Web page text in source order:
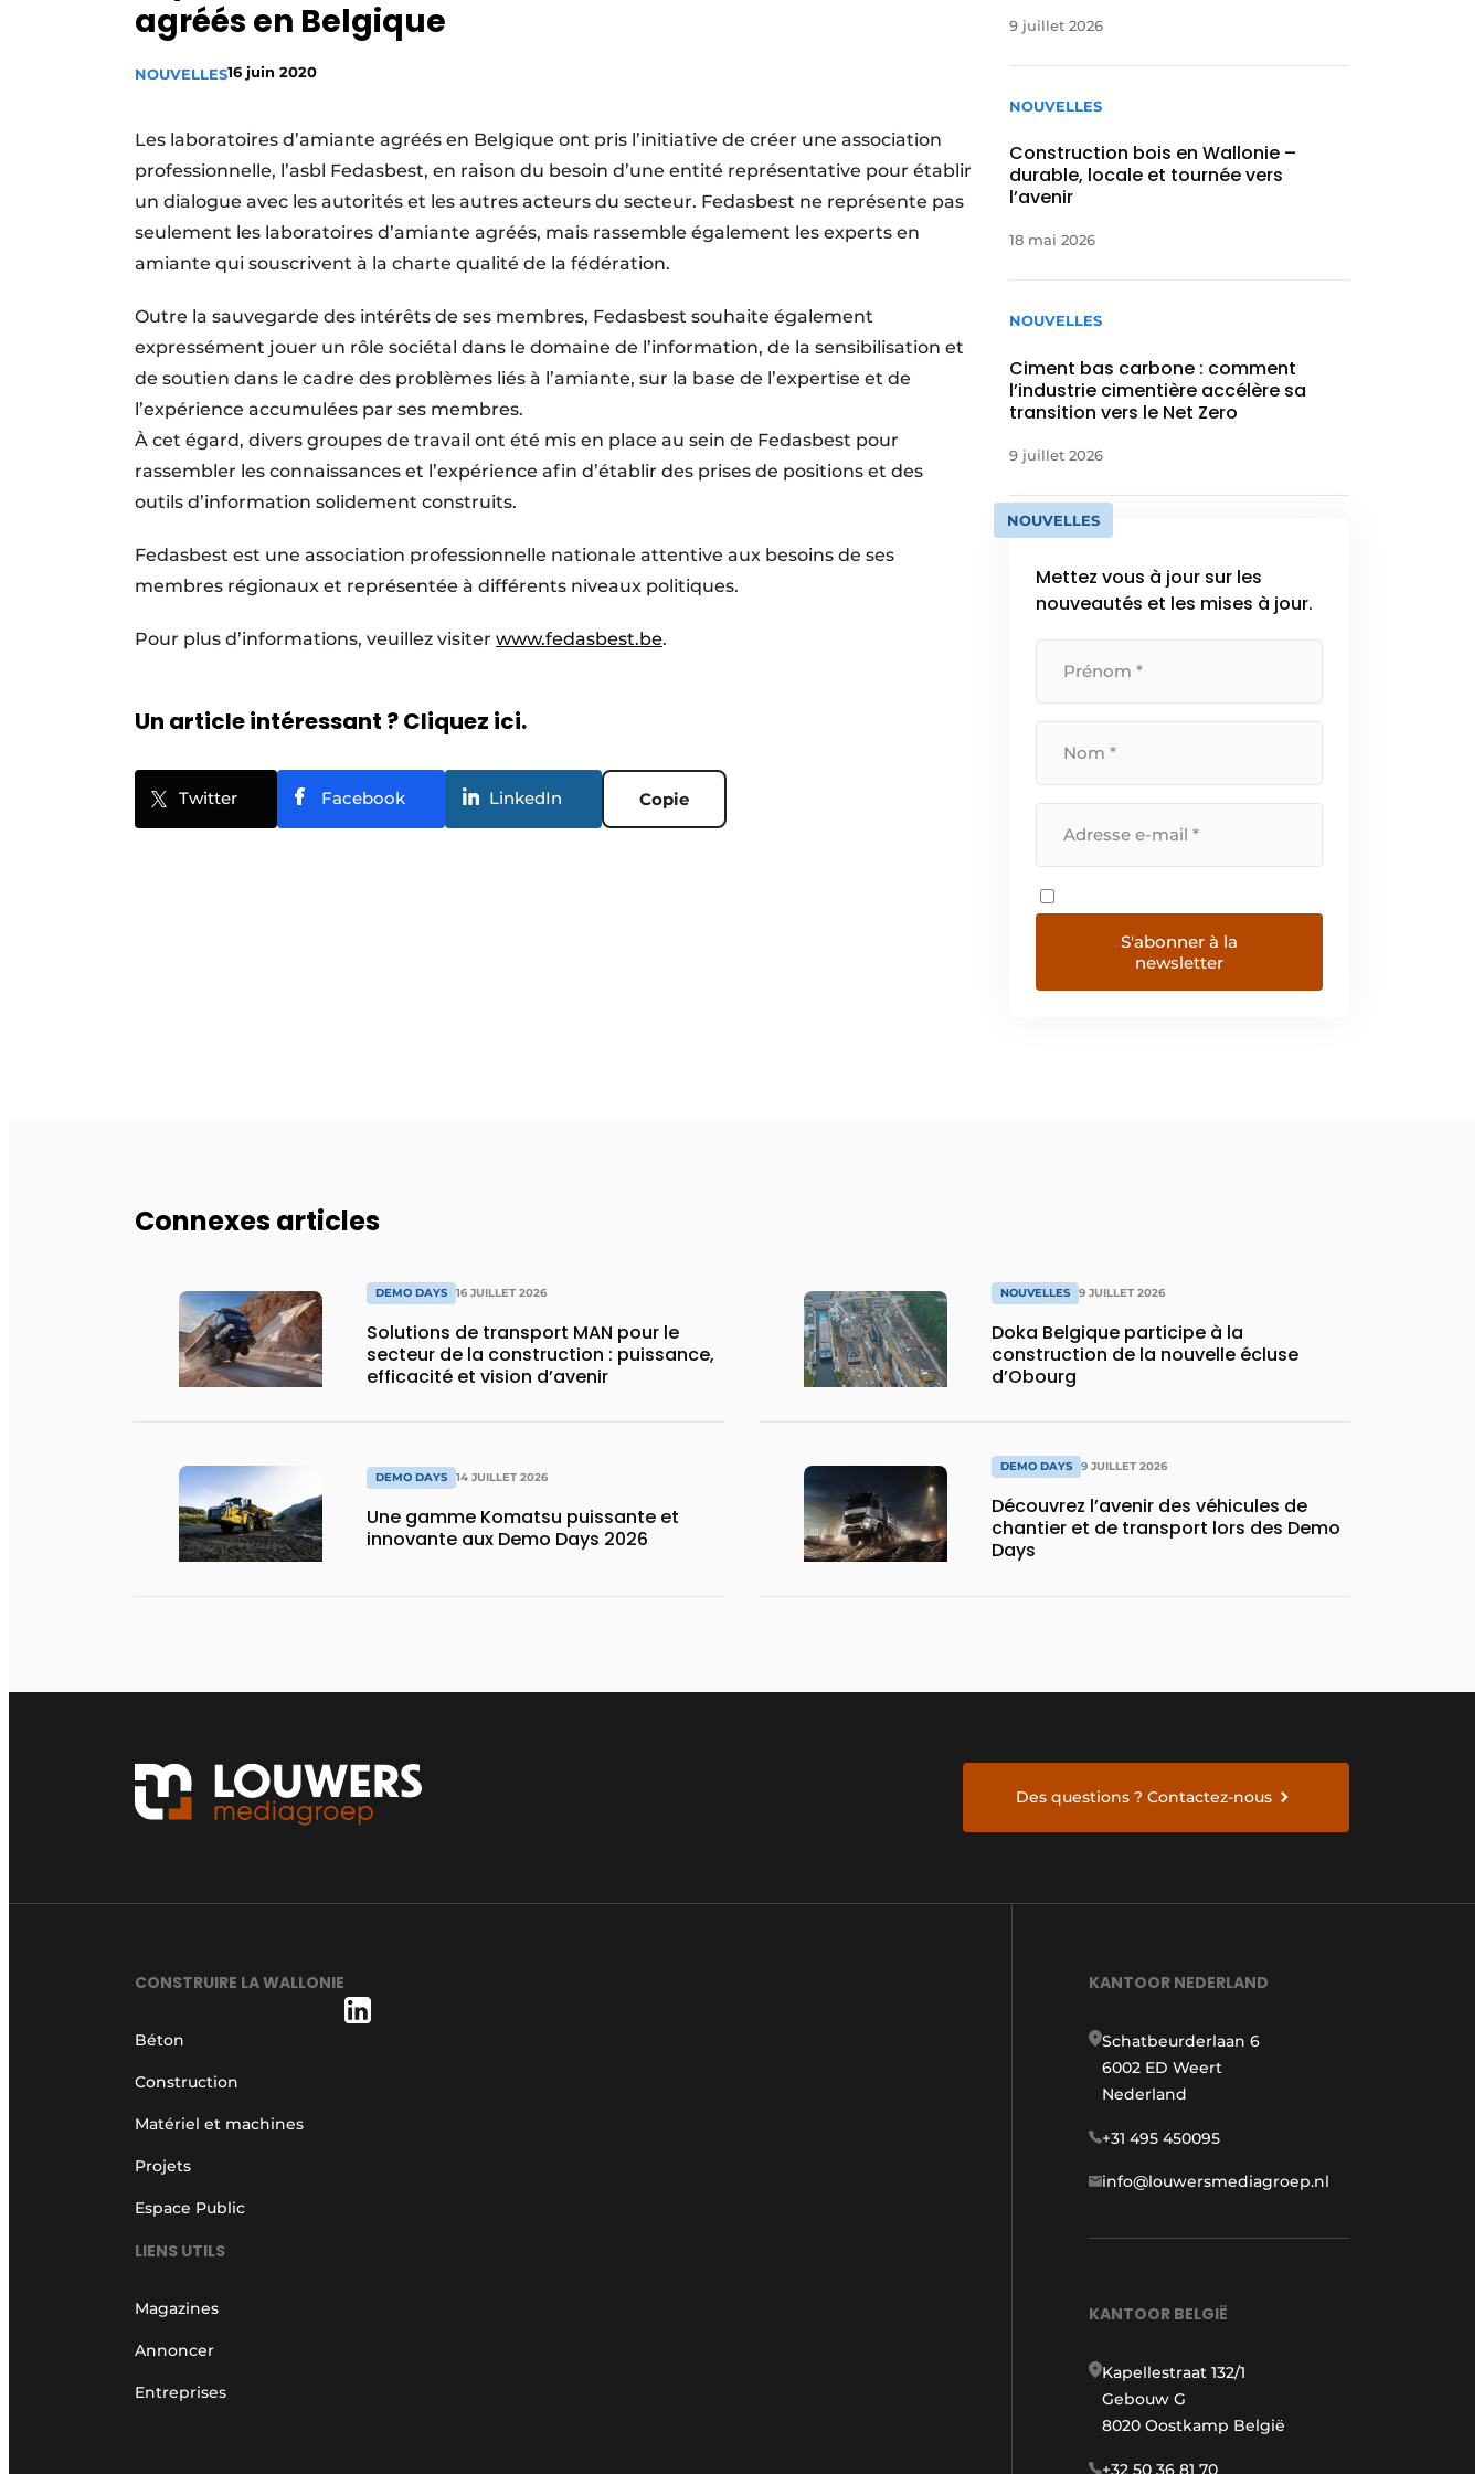
Termes et conditions
Video’s
agréés en Belgique
NOUVELLES16 juin 2020
Les laboratoires d’amiante agréés en Belgique ont pris l’initiative de créer une association
professionnelle, l’asbl Fedasbest, en raison du besoin d’une entité représentative pour établir
un dialogue avec les autorités et les autres acteurs du secteur. Fedasbest ne représente pas
seulement les laboratoires d’amiante agréés, mais rassemble également les experts en
amiante qui souscrivent à la charte qualité de la fédération.
Outre la sauvegarde des intérêts de ses membres, Fedasbest souhaite également
expressément jouer un rôle sociétal dans le domaine de l’information, de la sensibilisation et
de soutien dans le cadre des problèmes liés à l’amiante, sur la base de l’expertise et de
l’expérience accumulées par ses membres.
À cet égard, divers groupes de travail ont été mis en place au sein de Fedasbest pour
rassembler les connaissances et l’expérience afin d’établir des prises de positions et des
outils d’information solidement construits.
Fedasbest est une association professionnelle nationale attentive aux besoins de ses
membres régionaux et représentée à différents niveaux politiques.
Pour plus d’informations, veuillez visiter www.fedasbest.be.
Un article intéressant ? Cliquez ici.
Twitter Facebook LinkedIn Copie
9 juillet 2026
NOUVELLES
Construction bois en Wallonie –
durable, locale et tournée vers
l’avenir
18 mai 2026
NOUVELLES
Ciment bas carbone : comment
l’industrie cimentière accélère sa
transition vers le Net Zero
9 juillet 2026
NOUVELLES
Mettez vous à jour sur les
nouveautés et les mises à jour.
S'abonner à la
newsletter
Connexes articles
DEMO DAYS 16 JUILLET 2026
Solutions de transport MAN pour le
secteur de la construction : puissance,
efficacité et vision d’avenir
DEMO DAYS 14 JUILLET 2026
Une gamme Komatsu puissante et
innovante aux Demo Days 2026
NOUVELLES 9 JUILLET 2026
Doka Belgique participe à la
construction de la nouvelle écluse
d’Obourg
DEMO DAYS 9 JUILLET 2026
Découvrez l’avenir des véhicules de
chantier et de transport lors des Demo
Days
Des questions ? Contactez-nous
CONSTRUIRE LA WALLONIE
Béton
Construction
Matériel et machines
Projets
Espace Public
LIENS UTILS
Magazines
Annoncer
Entreprises
KANTOOR NEDERLAND
Schatbeurderlaan 6
6002 ED Weert
Nederland
+31 495 450095
info@louwersmediagroep.nl
KANTOOR BELGIË
Kapellestraat 132/1
Gebouw G
8020 Oostkamp België
+32 50 36 81 70